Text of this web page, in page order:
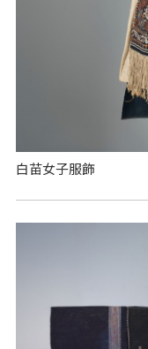
白苗女子服飾